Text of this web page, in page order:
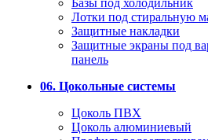
Базы под холодильник
Лотки под стиральную
Защитные накладки
Защитные экраны под
панель
06. Цокольные системы
Цоколь ПВХ
Цоколь алюминиевый